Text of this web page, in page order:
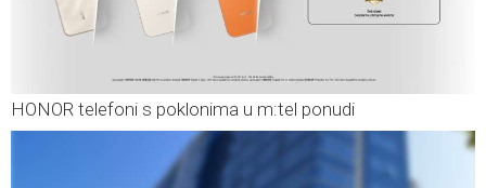
HONOR telefoni s poklonima u m:tel ponudi